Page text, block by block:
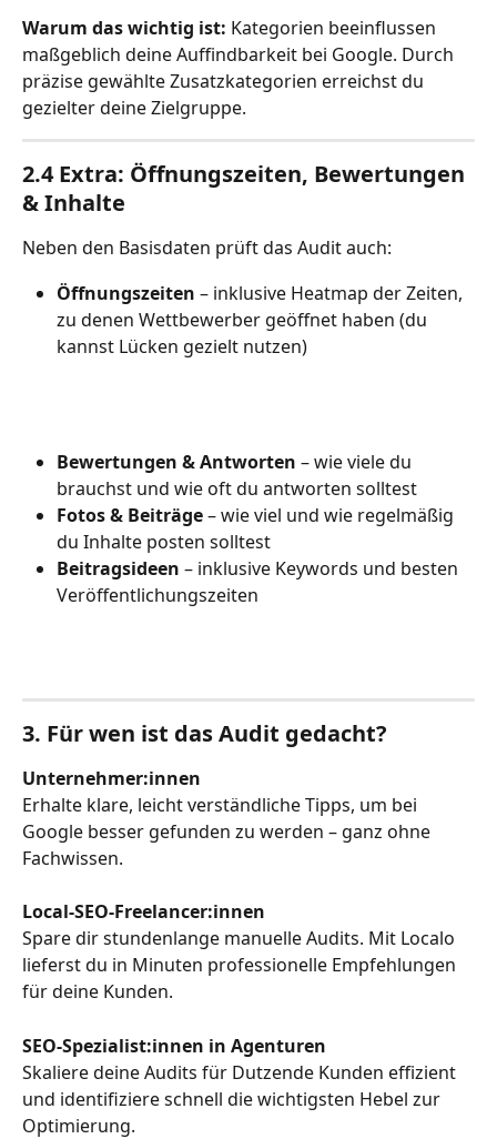
Warum das wichtig ist: Kategorien beeinflussen
maßgeblich deine Auffindbarkeit bei Google. Durch
präzise gewählte Zusatzkategorien erreichst du
gezielter deine Zielgruppe.
2.4 Extra: Öffnungszeiten, Bewertungen
& Inhalte
Neben den Basisdaten prüft das Audit auch:
Öffnungszeiten – inklusive Heatmap der Zeiten,
zu denen Wettbewerber geöffnet haben (du
kannst Lücken gezielt nutzen)
Bewertungen & Antworten – wie viele du
brauchst und wie oft du antworten solltest
Fotos & Beiträge – wie viel und wie regelmäßig
du Inhalte posten solltest
Beitragsideen – inklusive Keywords und besten
Veröffentlichungszeiten
3. Für wen ist das Audit gedacht?
Unternehmer:innen
Erhalte klare, leicht verständliche Tipps, um bei
Google besser gefunden zu werden – ganz ohne
Fachwissen.
Local-SEO-Freelancer:innen
Spare dir stundenlange manuelle Audits. Mit Localo
lieferst du in Minuten professionelle Empfehlungen
für deine Kunden.
SEO-Spezialist:innen in Agenturen
Skaliere deine Audits für Dutzende Kunden effizient
und identifiziere schnell die wichtigsten Hebel zur
Optimierung.